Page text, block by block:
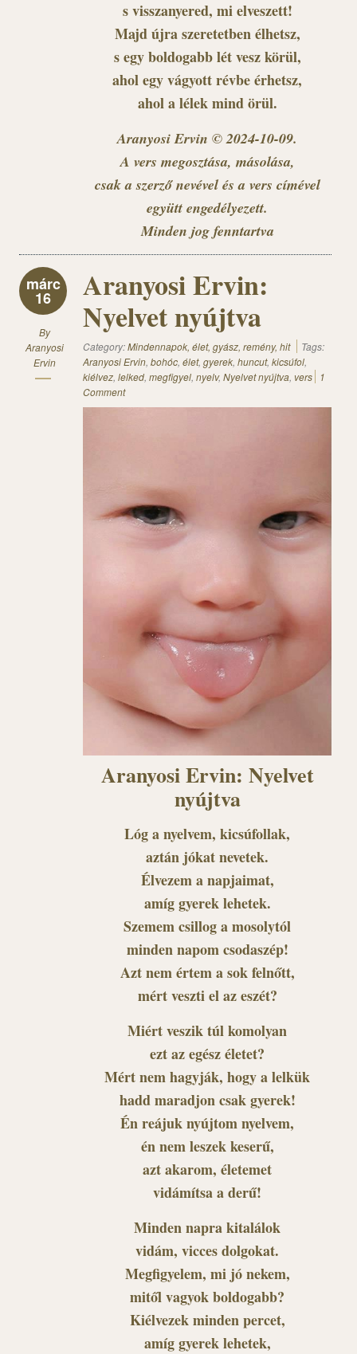
s visszanyered, mi elveszett!
Majd újra szeretetben élhetsz,
s egy boldogabb lét vesz körül,
ahol egy vágyott révbe érhetsz,
ahol a lélek mind örül.
Aranyosi Ervin © 2024-10-09.
A vers megosztása, másolása,
csak a szerző nevével és a vers címével
együtt engedélyezett.
Minden jog fenntartva
márc
16
By
Aranyosi
Ervin
Aranyosi Ervin:
Nyelvet nyújtva
Category:Mindennapok, élet, gyász, remény, hit
Tags:
Aranyosi Ervin, bohóc, élet, gyerek, huncut, kicsúfol,
kiélvez, lelked, megfigyel, nyelv, Nyelvet nyújtva, vers
1
Comment
Aranyosi Ervin: Nyelvet
nyújtva
Lóg a nyelvem, kicsúfollak,
aztán jókat nevetek.
Élvezem a napjaimat,
amíg gyerek lehetek.
Szemem csillog a mosolytól
minden napom csodaszép!
Azt nem értem a sok felnőtt,
mért veszti el az eszét?
Miért veszik túl komolyan
ezt az egész életet?
Mért nem hagyják, hogy a lelkük
hadd maradjon csak gyerek!
Én reájuk nyújtom nyelvem,
én nem leszek keserű,
azt akarom, életemet
vidámítsa a derű!
Minden napra kitalálok
vidám, vicces dolgokat.
Megfigyelem, mi jó nekem,
mitől vagyok boldogabb?
Kiélvezek minden percet,
amíg gyerek lehetek,